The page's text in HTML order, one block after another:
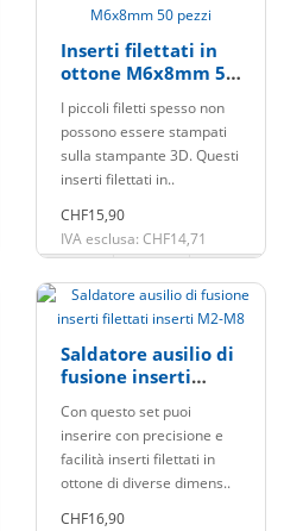
Inserti filettati in
ottone M6x8mm 50
I piccoli filetti spesso non
possono essere stampati
sulla stampante 3D. Questi
inserti filettati in..
CHF15,90
IVA esclusa: CHF14,71
Saldatore ausilio di
fusione inserti
M8
Con questo set puoi
inserire con precisione e
facilità inserti filettati in
ottone di diverse dimens..
CHF16,90